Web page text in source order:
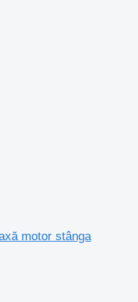
motor stânga